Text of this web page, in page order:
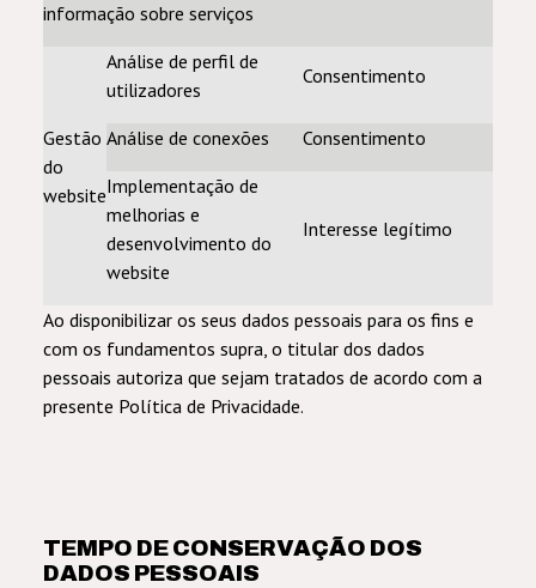
informação sobre serviços
Gestão
do
website
Análise de perfil de
utilizadores
Consentimento
Análise de conexões
Consentimento
Implementação de
melhorias e
desenvolvimento do
website
Interesse legítimo
Ao disponibilizar os seus dados pessoais para os fins e
com os fundamentos supra, o titular dos dados
pessoais autoriza que sejam tratados de acordo com a
presente Política de Privacidade.
TEMPO DE CONSERVAÇÃO DOS
DADOS PESSOAIS